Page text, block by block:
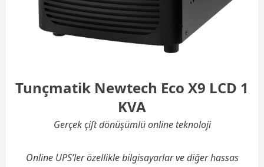
Tunçmatik Newtech Eco X9 LCD 1
KVA
Gerçek çiſt dönüşümlü online teknoloji
Online UPS’ler özellikle bilgisayarlar ve diğer hassas